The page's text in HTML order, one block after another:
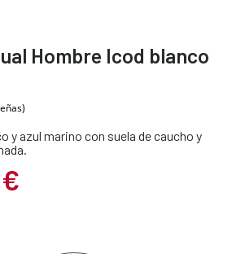
Hombre Icod blanco
y azul marino con suela de caucho y